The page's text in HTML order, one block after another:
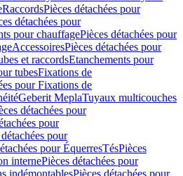
RaccordsPièces détachées pour
détachées pour
pour chauffagePièces détachées pour
AccessoiresPièces détachées pour
et raccordsEtanchements pour
tubesFixations de
pour Fixations de
Geberit MeplaTuyaux multicouches
détachées pour
pour
pour
pour ÉquerresTésPièces
internePièces détachées pour
indémontablesPièces détachées pour